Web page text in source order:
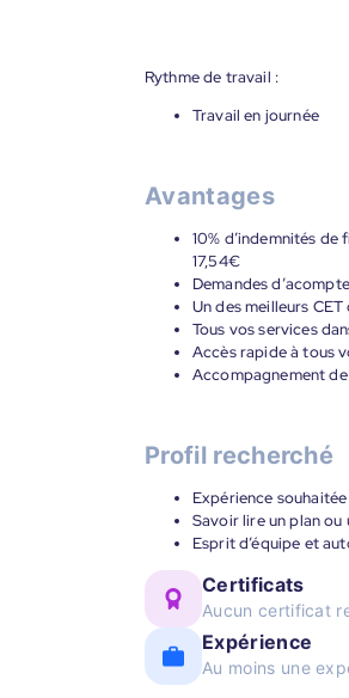
Rythme de travail :
Travail en journée
Avantages
10% d’indemnités
17,54€
Demandes
Un des meilleurs
Tous vos services
Accès rapide à tous
Accompagnement
Profil recherché
Expérience
Savoir lire un plan ou
Esprit d’équipe et
Certificats
Aucun certificat
Expérience
Au moins une